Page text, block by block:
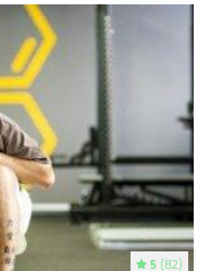
5 (82)